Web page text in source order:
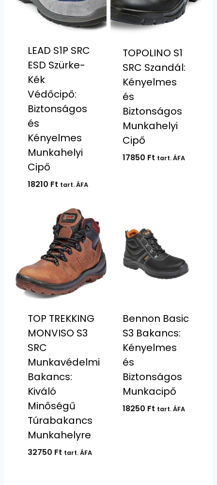
LEAD S1P SRC
ESD Szürke-
Kék
Védőcipő:
Biztonságos
és
Kényelmes
Munkahelyi
Cipő
18210 Ft tart. ÁFA
TOPOLINO S1
SRC Szandál:
Kényelmes
és
Biztonságos
Munkahelyi
Cipő
17850 Ft tart. ÁFA
TOP TREKKING
MONVISO S3
SRC
Munkavédelmi
Bakancs:
Kiváló
Minőségű
Túrabakancs
Munkahelyre
32750 Ft tart. ÁFA
Bennon Basic
S3 Bakancs:
Kényelmes
és
Biztonságos
Munkacipő
18250 Ft tart. ÁFA